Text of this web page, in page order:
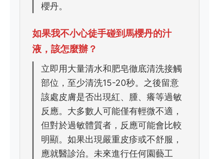
櫻丹。
如果我不小心徒手碰到馬櫻丹的汁
液，該怎麼辦？
立即用大量清水和肥皂徹底清洗接觸
部位，至少清洗15-20秒。之後留意
該處皮膚是否出現紅、腫、癢等過敏
反應。大多數人可能僅有輕微不適，
但對於過敏體質者，反應可能會比較
明顯。如果出現嚴重皮疹或不舒服，
應就醫診治。未來進行任何園藝工